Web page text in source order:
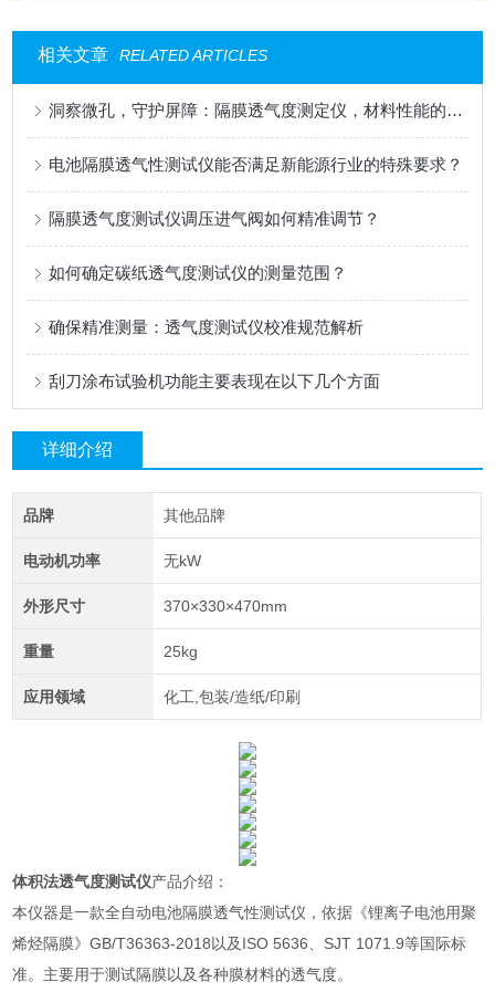
相关文章 RELATED ARTICLES
洞察微孔，守护屏障：隔膜透气度测定仪，材料性能的精密标尺
电池隔膜透气性测试仪能否满足新能源行业的特殊要求？
隔膜透气度测试仪调压进气阀如何精准调节？
如何确定碳纸透气度测试仪的测量范围？
确保精准测量：透气度测试仪校准规范解析
刮刀涂布试验机功能主要表现在以下几个方面
详细介绍
品牌 其他品牌
电动机功率 无kW
外形尺寸 370×330×470mm
重量 25kg
应用领域 化工,包装/造纸/印刷
体积法透气度测试仪产品介绍：
本仪器是一款全自动电池隔膜透气性测试仪，依据《锂离子电池用聚
烯烃隔膜》GB/T36363-2018以及ISO 5636、SJT 1071.9等国际标
准。主要用于测试隔膜以及各种膜材料的透气度。